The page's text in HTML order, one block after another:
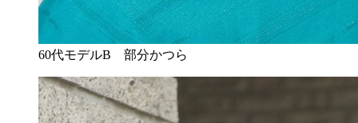
60代モデルB 部分かつら